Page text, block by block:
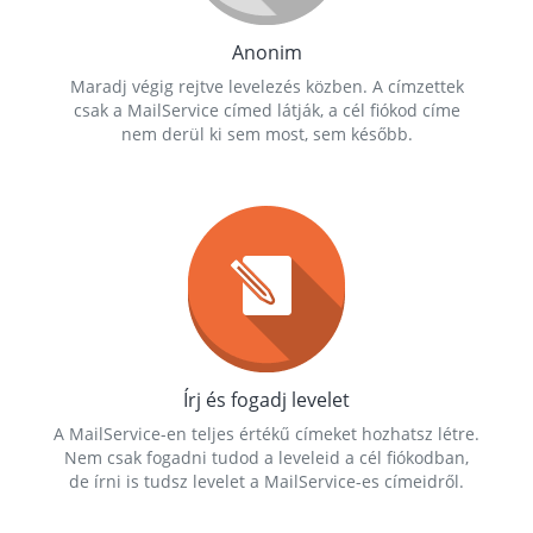
Anonim
Maradj végig rejtve levelezés közben. A címzettek
csak a MailService címed látják, a cél fiókod címe
nem derül ki sem most, sem később.
Írj és fogadj levelet
A MailService-en teljes értékű címeket hozhatsz létre.
Nem csak fogadni tudod a leveleid a cél fiókodban,
de írni is tudsz levelet a MailService-es címeidről.